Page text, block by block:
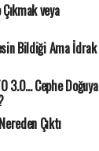
veya
Bildiği Ama İdrak
3.0... Cephe Doğuya
Çıktı